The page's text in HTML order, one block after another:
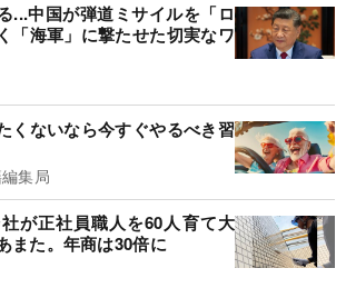
...中国が弾道ミサイルを「ロ
「海軍」に撃たせた切実なワ
くないなら今すぐやるべき習
集局
が正社員職人を60人育て大
また。年商は30倍に